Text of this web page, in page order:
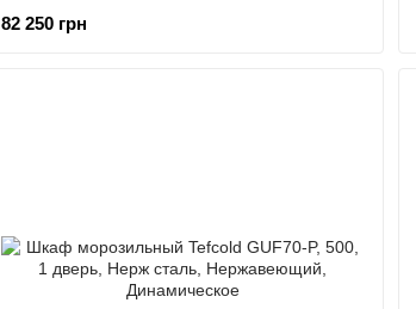
82 250 грн